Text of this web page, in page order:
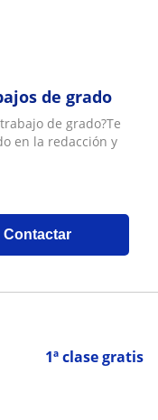
de grado
de grado?Te
en la redacción y
Contactar
1ª clase gratis